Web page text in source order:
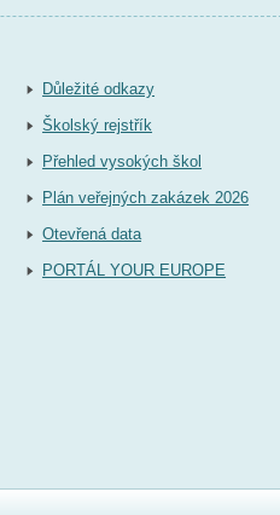
Důležité odkazy
Školský rejstřík
Přehled vysokých škol
Plán veřejných zakázek 2026
Otevřená data
PORTÁL YOUR EUROPE